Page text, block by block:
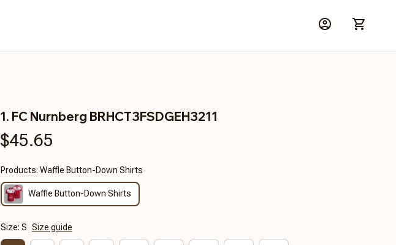
1. FC Nurnberg BRHCT3FSDGEH3211
$45.65
Products: Waffle Button-Down Shirts
Waffle Button-Down Shirts
Size: S Size guide